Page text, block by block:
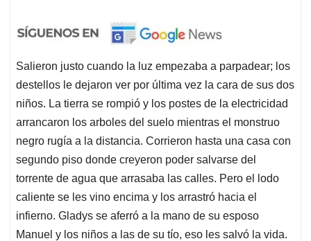
Salieron justo cuando la luz empezaba a parpadear; los
destellos le dejaron ver por última vez la cara de sus dos
niños. La tierra se rompió y los postes de la electricidad
arrancaron los arboles del suelo mientras el monstruo
negro rugía a la distancia. Corrieron hasta una casa con
segundo piso donde creyeron poder salvarse del
torrente de agua que arrasaba las calles. Pero el lodo
caliente se les vino encima y los arrastró hacia el
infierno. Gladys se aferró a la mano de su esposo
Manuel y los niños a las de su tío, eso les salvó la vida.